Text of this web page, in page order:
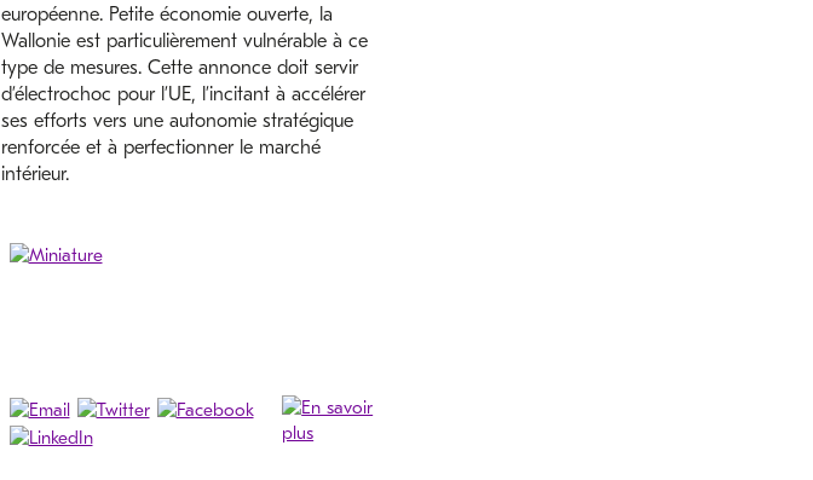
européenne. Petite économie ouverte, la
Wallonie est particulièrement vulnérable à ce
type de mesures. Cette annonce doit servir
d’électrochoc pour l’UE, l’incitant à accélérer
ses efforts vers une autonomie stratégique
renforcée et à perfectionner le marché
intérieur.